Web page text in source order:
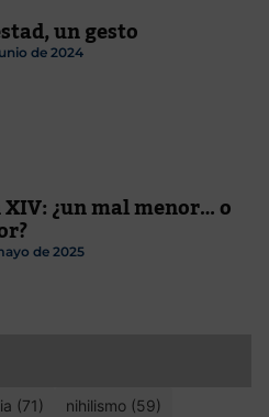
un gesto
de 2024
XIV: ¿un mal menor…­ o
de 2025
(71)
nihilismo (59)